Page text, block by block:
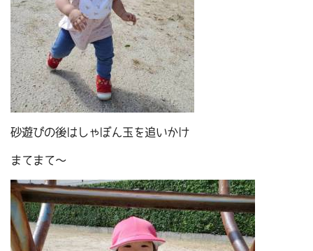
砂遊びの後はしゃぼん玉を追いかけ
まてまて～